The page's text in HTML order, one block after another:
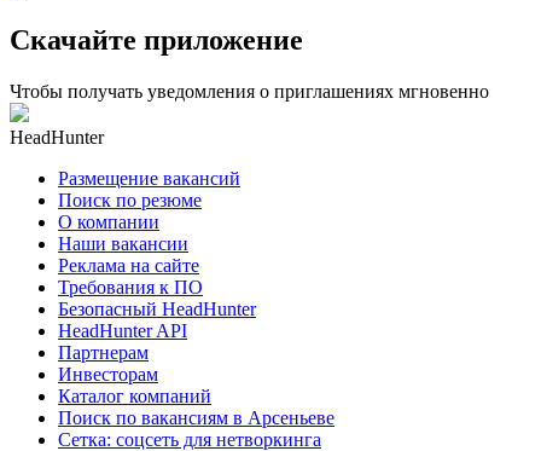
Скачайте приложение
Чтобы получать уведомления о приглашениях мгновенно
HeadHunter
Размещение вакансий
Поиск по резюме
О компании
Наши вакансии
Реклама на сайте
Требования к ПО
Безопасный HeadHunter
HeadHunter API
Партнерам
Инвесторам
Каталог компаний
Поиск по вакансиям в Арсеньеве
Сетка: соцсеть для нетворкинга